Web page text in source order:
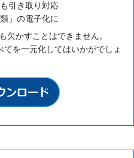
引き取り対応
」の電子化に
欠かすことはできません。
を一元化してはいかがでしょ